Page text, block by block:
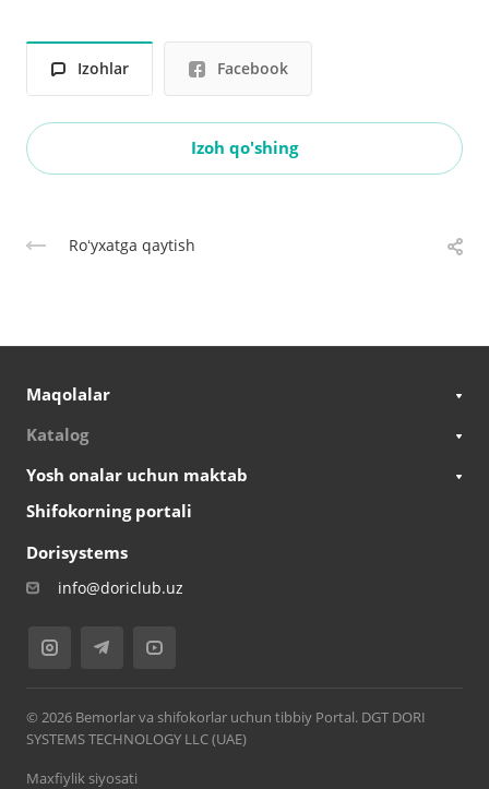
Izohlar Facebook
Izoh qo'shing
Roʻyxatga qaytish
Maqolalar
Katalog
Yosh onalar uchun maktab
Shifokorning portali
Dorisystems
info@doriclub.uz
© 2026 Bemorlar va shifokorlar uchun tibbiy Portal. DGT DORI
SYSTEMS TECHNOLOGY LLC (UAE)
Maxfiylik siyosati